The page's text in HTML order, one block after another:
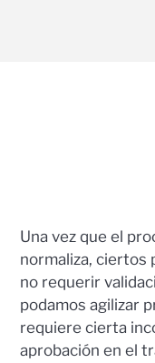
Una vez que el
normaliza, ciertos
no requerir
podamos agilizar
requiere cierta
aprobación en el